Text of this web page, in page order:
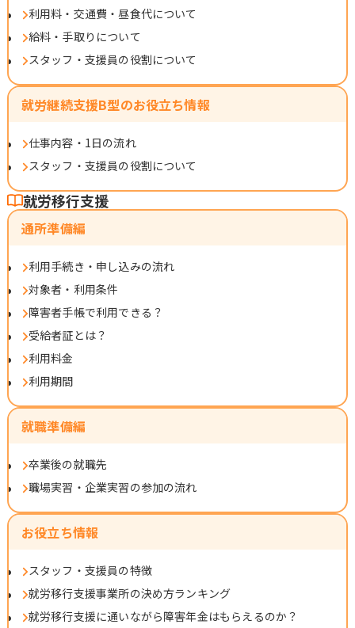
利用料・交通費・昼食代について
給料・手取りについて
スタッフ・支援員の役割について
就労継続支援B型のお役立ち情報
仕事内容・1日の流れ
スタッフ・支援員の役割について
就労移行支援
通所準備編
利用手続き・申し込みの流れ
対象者・利用条件
障害者手帳で利用できる？
受給者証とは？
利用料金
利用期間
就職準備編
卒業後の就職先
職場実習・企業実習の参加の流れ
お役立ち情報
スタッフ・支援員の特徴
就労移行支援事業所の決め方ランキング
就労移行支援に通いながら障害年金はもらえるのか？